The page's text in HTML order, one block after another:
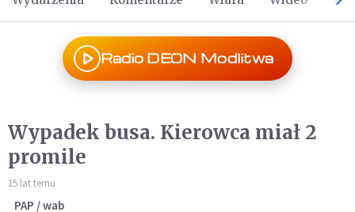
Radio DEON Modlitwa
Wypadek busa. Kierowca miał 2
promile
15 lat temu
PAP / wab